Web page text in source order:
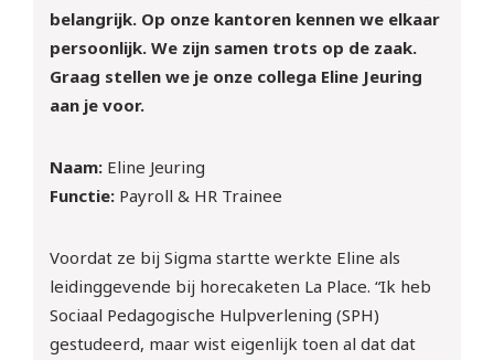
belangrijk. Op onze kantoren kennen we elkaar
persoonlijk. We zijn samen trots op de zaak.
Graag stellen we je onze collega Eline Jeuring
aan je voor.
Naam: Eline Jeuring
Functie: Payroll & HR Trainee
Voordat ze bij Sigma startte werkte Eline als
leidinggevende bij horecaketen La Place. “Ik heb
Sociaal Pedagogische Hulpverlening (SPH)
gestudeerd, maar wist eigenlijk toen al dat dat